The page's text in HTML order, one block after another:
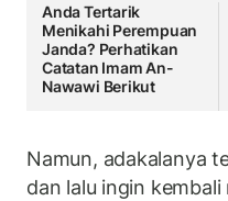
Anda Tertarik
Menikahi Perempuan
Janda? Perhatikan
Catatan Imam An-
Nawawi Berikut
Namun, adakalanya
dan lalu ingin